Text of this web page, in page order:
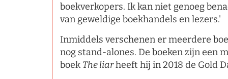
boekverkopers. Ik kan niet genoeg
van geweldige boekhandels en lezers.'
Inmiddels verschenen er meerdere
nog stand-alones. De boeken zijn een
boek The liarheeft hij in 2018 de Gold